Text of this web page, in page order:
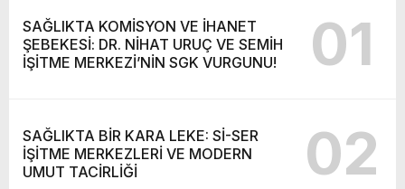
SAĞLIKTA KOMİSYON VE İHANET
ŞEBEKESİ: DR. NİHAT URUÇ VE SEMİH
İŞİTME MERKEZİ’NİN SGK VURGUNU!
01
SAĞLIKTA BİR KARA LEKE: Sİ-SER
İŞİTME MERKEZLERİ VE MODERN
UMUT TACİRLİĞİ
02